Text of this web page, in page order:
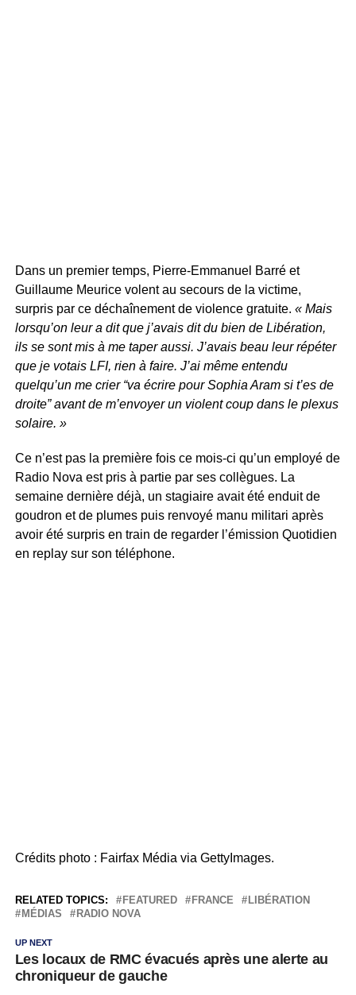
Dans un premier temps, Pierre-Emmanuel Barré et
Guillaume Meurice volent au secours de la victime,
surpris par ce déchaînement de violence gratuite. « Mais
lorsqu’on leur a dit que j’avais dit du bien de Libération,
ils se sont mis à me taper aussi. J’avais beau leur répéter
que je votais LFI, rien à faire. J’ai même entendu
quelqu’un me crier “va écrire pour Sophia Aram si t’es de
droite” avant de m’envoyer un violent coup dans le plexus
solaire. »
Ce n’est pas la première fois ce mois-ci qu’un employé de
Radio Nova est pris à partie par ses collègues. La
semaine dernière déjà, un stagiaire avait été enduit de
goudron et de plumes puis renvoyé manu militari après
avoir été surpris en train de regarder l’émission Quotidien
en replay sur son téléphone.
Crédits photo : Fairfax Média via GettyImages.
RELATED TOPICS: FEATURED FRANCE
LIBÉRATION
MÉDIAS
RADIO NOVA
UP NEXT
Les locaux de RMC évacués après une alerte au
chroniqueur de gauche